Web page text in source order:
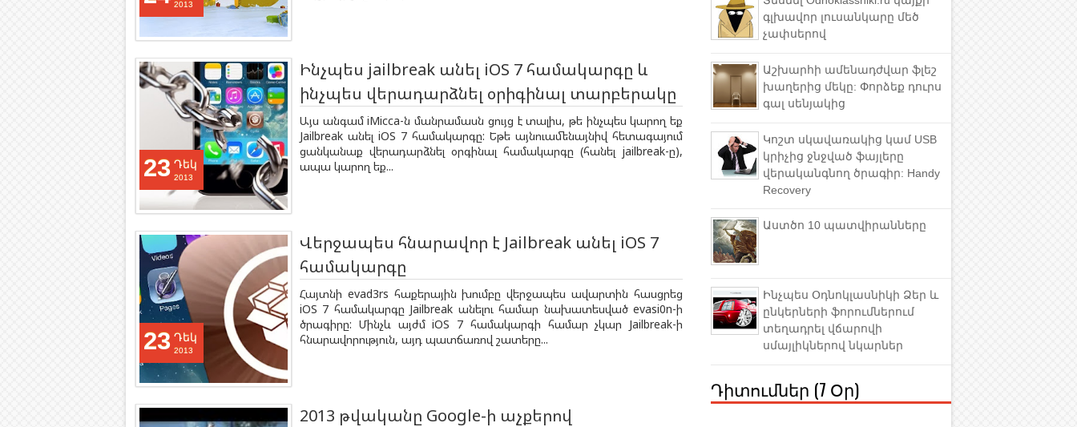
2013
23 Դեկ
2013
Ինչպես jailbreak անել iOS 7 համակարգը և
ինչպես վերադարձնել օրիգինալ տարբերակը
Այս անգամ iMicca-ն մանրամասն ցույց է տալիս, թե ինչպես կարող եք
Jailbreak անել iOS 7 համակարգը: Եթե այնուամենայնիվ հետագայում
ցանկանաք վերադարձնել օրգինալ համակարգը (հանել jailbreak-ը),
ապա կարող եք...
23 Դեկ
2013
Վերջապես հնարավոր է Jailbreak անել iOS 7
համակարգը
Հայտնի evad3rs հաքերային խումբը վերջապես ավարտին հասցրեց
iOS 7 համակարգը Jailbreak անելու համար նախատեսված evasi0n-ի
ծրագիրը: Մինչև այժմ iOS 7 համակարգի համար չկար Jailbreak-ի
հնարավորություն, այդ պատճառով շատերը...
2013 թվականը Google-ի աչքերով
գլխավոր լուսանկարը մեծ
չափսերով
Աշխարհի ամենադժվար ֆլեշ
խաղերից մեկը: Փորձեք դուրս
գալ սենյակից
Կոշտ սկավառակից կամ USB
կրիչից ջնջված ֆայլերը
վերականգնող ծրագիր: Handy
Recovery
Աստծո 10 պատվիրանները
Ինչպես Օդնոկլասնիկի Ձեր և
ընկերների ֆորումներում
տեղադրել վճարովի
սմայլիկներով նկարներ
Դիտումներ (7 Օր)